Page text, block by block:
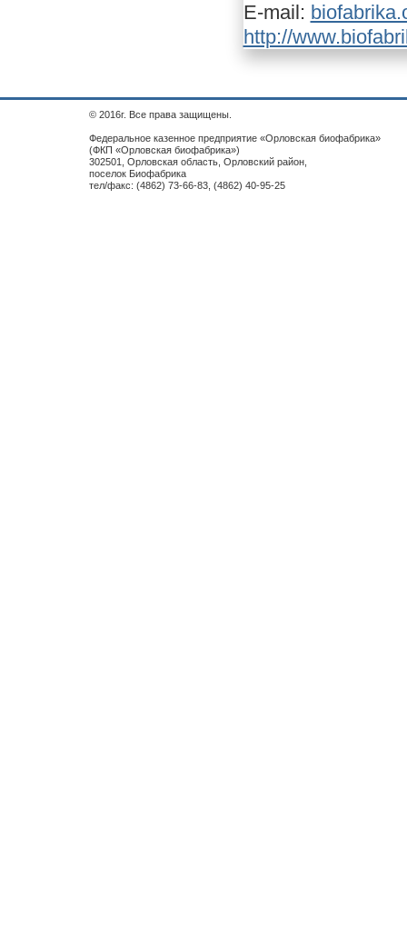
E-mail:
http://
© 2016г. Все права защищены.
Федеральное казенное предприятие «Орловская биофабрика»
(ФКП «Орловская биофабрика»)
302501, Орловская область, Орловский район,
поселок Биофабрика
тел/факс: (4862) 73-66-83, (4862) 40-95-25